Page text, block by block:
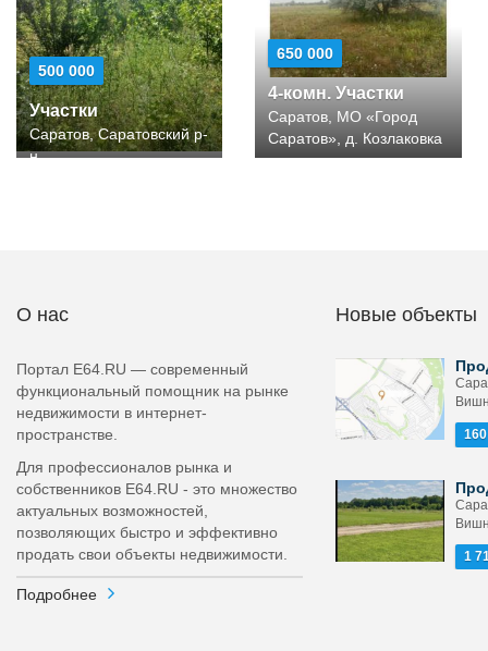
500 000
Участки
Саратов, Саратовский р-
н
650 000
4-комн. Участки
Саратов, МО «Город
Саратов», д. Козлаковка
О нас
Портал E64.RU — современный
функциональный помощник на рынке
недвижимости в интернет-
пространстве.
Для профессионалов рынка и
собственников E64.RU - это множество
актуальных возможностей,
позволяющих быстро и эффективно
продать свои объекты недвижимости.
Подробнее
Новые объекты
1